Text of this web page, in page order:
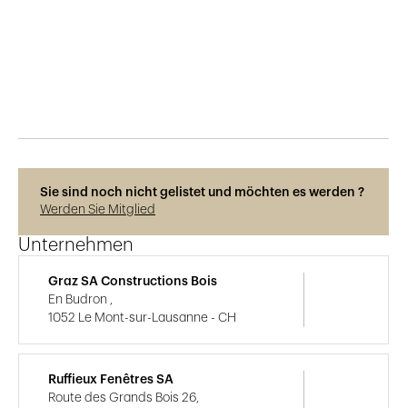
Sie sind noch nicht gelistet und möchten es werden ?
Werden Sie Mitglied
Unternehmen
Graz SA Constructions Bois
En Budron ,
1052 Le Mont-sur-Lausanne - CH
Ruffieux Fenêtres SA
Route des Grands Bois 26,